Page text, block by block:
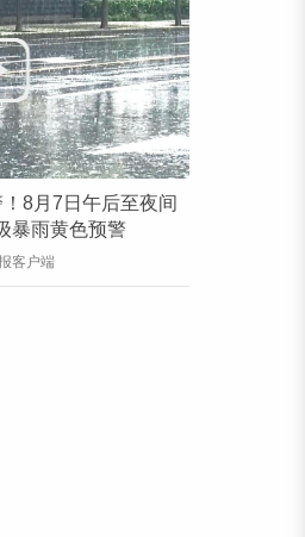
8月7日午后至夜间
暴雨黄色预警
客户端